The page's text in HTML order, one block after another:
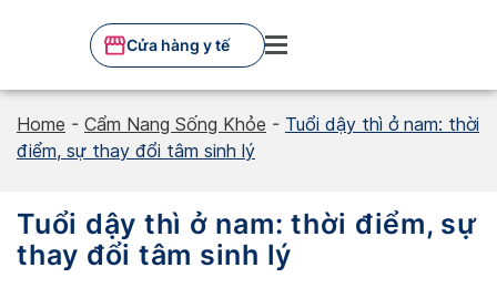
Cửa hàng y tế
Home - Cẩm Nang Sống Khỏe - Tuổi dậy thì ở nam: thời
điểm, sự thay đổi tâm sinh lý
Tuổi dậy thì ở nam: thời điểm, sự
thay đổi tâm sinh lý